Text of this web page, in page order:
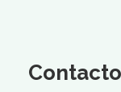
Contacto